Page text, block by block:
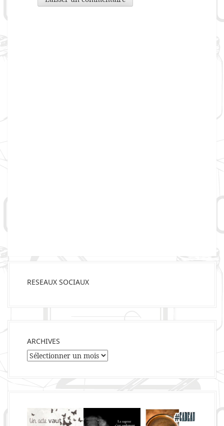
RESEAUX SOCIAUX
ARCHIVES
Archives